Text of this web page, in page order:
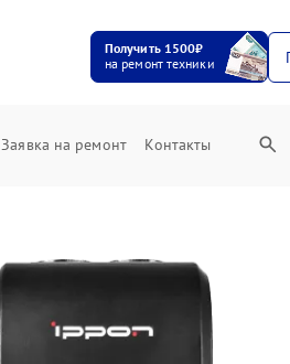
Получить 1500₽
на ремонт техники
Заявка на ремонт Контакты